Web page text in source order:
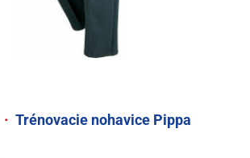
· Trénovacie nohavice Pippa